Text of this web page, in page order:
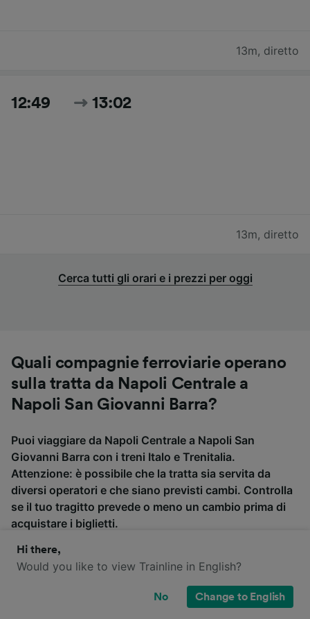
13m, diretto
12:49 13:02
13m, diretto
Cerca tutti gli orari e i prezzi per oggi
Quali compagnie ferroviarie operano
sulla tratta da Napoli Centrale a
Napoli San Giovanni Barra?
Puoi viaggiare da Napoli Centrale a Napoli San
Giovanni Barra con i treni Italo e Trenitalia.
Attenzione: è possibile che la tratta sia servita da
diversi operatori e che siano previsti cambi. Controlla
se il tuo tragitto prevede o meno un cambio prima di
acquistare i biglietti.
Italo Trenitalia
Hi there,
Would you like to view Trainline in English?
No Change to English